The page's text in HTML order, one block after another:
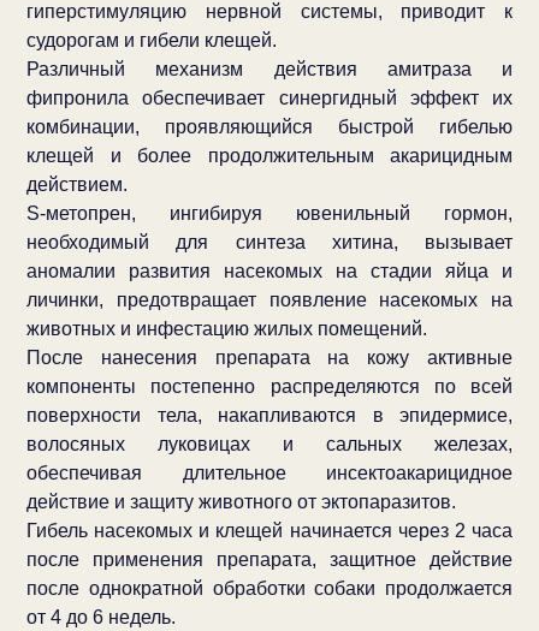
гиперстимуляцию нервной системы, приводит к
судорогам и гибели клещей.
Различный механизм действия амитраза и
фипронила обеспечивает синергидный эффект их
комбинации, проявляющийся быстрой гибелью
клещей и более продолжительным акарицидным
действием.
S-метопрен, ингибируя ювенильный гормон,
необходимый для синтеза хитина, вызывает
аномалии развития насекомых на стадии яйца и
личинки, предотвращает появление насекомых на
животных и инфестацию жилых помещений.
После нанесения препарата на кожу активные
компоненты постепенно распределяются по всей
поверхности тела, накапливаются в эпидермисе,
волосяных луковицах и сальных железах,
обеспечивая длительное инсектоакарицидное
действие и защиту животного от эктопаразитов.
Гибель насекомых и клещей начинается через 2 часа
после применения препарата, защитное действие
после однократной обработки собаки продолжается
от 4 до 6 недель.